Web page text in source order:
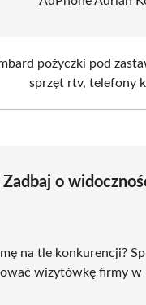
pożyczki pod
sprzęt rtv, telefony
o
na tle konkurencji?
wizytówkę firmy w